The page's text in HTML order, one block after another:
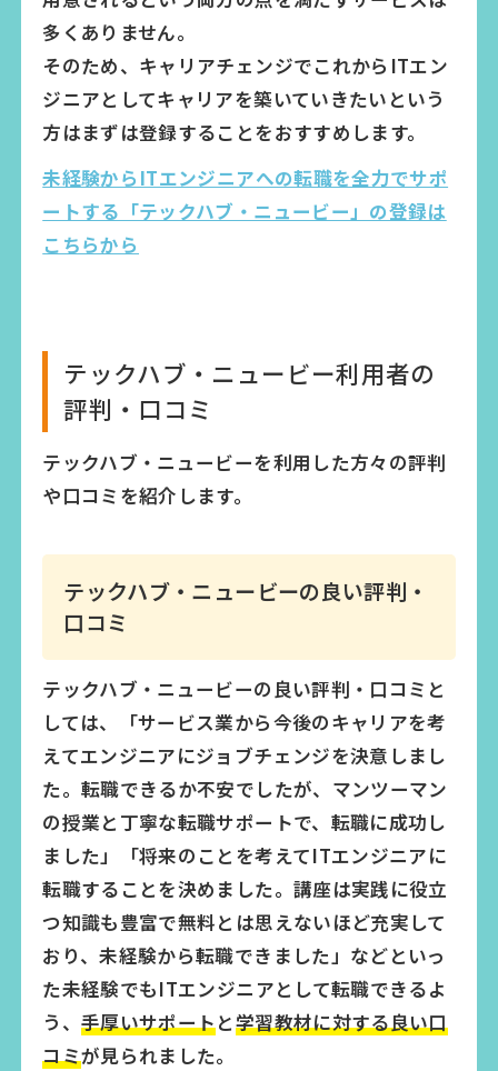
多くありません。
そのため、キャリアチェンジでこれからITエン
ジニアとしてキャリアを築いていきたいという
方はまずは登録することをおすすめします。
未経験からITエンジニアへの転職を全力でサポ
ートする「テックハブ・ニュービー」の登録は
こちらから
テックハブ・ニュービー利用者の
評判・口コミ
テックハブ・ニュービーを利用した方々の評判
や口コミを紹介します。
テックハブ・ニュービーの良い評判・
口コミ
テックハブ・ニュービーの良い評判・口コミと
しては、「サービス業から今後のキャリアを考
えてエンジニアにジョブチェンジを決意しまし
た。転職できるか不安でしたが、マンツーマン
の授業と丁寧な転職サポートで、転職に成功し
ました」「将来のことを考えてITエンジニアに
転職することを決めました。講座は実践に役立
つ知識も豊富で無料とは思えないほど充実して
おり、未経験から転職できました」などといっ
た未経験でもITエンジニアとして転職できるよ
う、 手厚いサポートと学習教材に対する良い口
コミが見られました。